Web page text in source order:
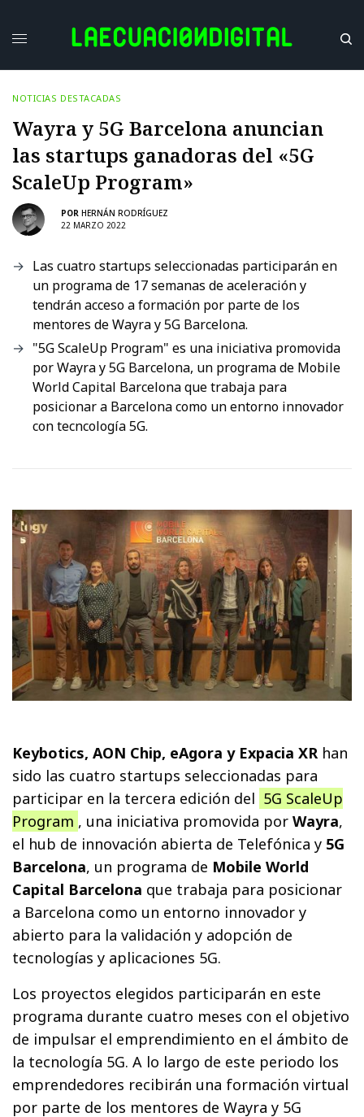
NOTICIAS DESTACADAS
Wayra y 5G Barcelona anuncian
las startups ganadoras del «5G
ScaleUp Program»
POR HERNÁN RODRÍGUEZ
22 MARZO 2022
Las cuatro startups seleccionadas participarán en
un programa de 17 semanas de aceleración y
tendrán acceso a formación por parte de los
mentores de Wayra y 5G Barcelona.
"5G ScaleUp Program" es una iniciativa promovida
por Wayra y 5G Barcelona, un programa de Mobile
World Capital Barcelona que trabaja para
posicionar a Barcelona como un entorno innovador
con tecncología 5G.
Keybotics, AON Chip, eAgora y Expacia XR han
sido las cuatro startups seleccionadas para
participar en la tercera edición del 5G ScaleUp
Program , una iniciativa promovida porWayra,
el hub de innovación abierta de Telefónica y 5G
Barcelona, un programa de Mobile World
Capital Barcelona que trabaja para posicionar
a Barcelona como un entorno innovador y
abierto para la validación y adopción de
tecnologías y aplicaciones 5G.
Los proyectos elegidos participarán en este
programa durante cuatro meses con el objetivo
de impulsar el emprendimiento en el ámbito de
la tecnología 5G. A lo largo de este periodo los
emprendedores recibirán una formación virtual
por parte de los mentores de Wayra y 5G